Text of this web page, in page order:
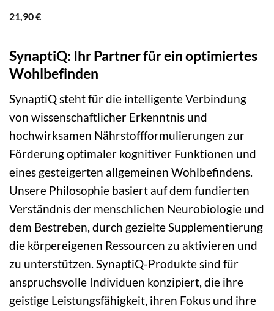
21,90€
SynaptiQ: Ihr Partner für ein optimiertes
Wohlbefinden
SynaptiQ steht für die intelligente Verbindung
von wissenschaftlicher Erkenntnis und
hochwirksamen Nährstoffformulierungen zur
Förderung optimaler kognitiver Funktionen und
eines gesteigerten allgemeinen Wohlbefindens.
Unsere Philosophie basiert auf dem fundierten
Verständnis der menschlichen Neurobiologie und
dem Bestreben, durch gezielte Supplementierung
die körpereigenen Ressourcen zu aktivieren und
zu unterstützen. SynaptiQ-Produkte sind für
anspruchsvolle Individuen konzipiert, die ihre
geistige Leistungsfähigkeit, ihren Fokus und ihre